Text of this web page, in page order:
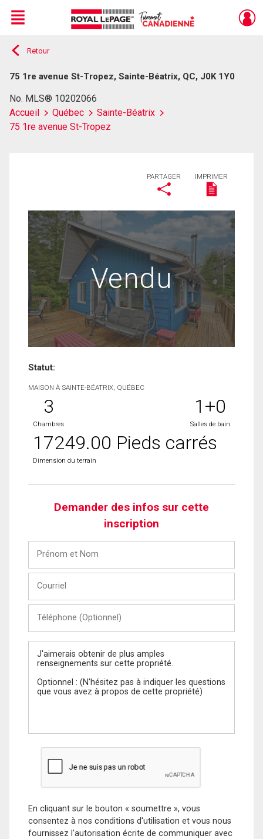
Live
En Direct
Menu
Retour
75 1re avenue St-Tropez, Sainte-Béatrix, QC, J0K 1Y0
No. MLS® 10202066
Accueil
Québec
Sainte-Béatrix
75 1re avenue St-Tropez
PARTAGER IMPRIMER
Vendu
Statut:
MAISON À SAINTE-BÉATRIX, QUÉBEC
3
Chambres
1+0
Salles de bain
17249.00 Pieds carrés
Dimension du terrain
Demander des infos sur cette
inscription
Nom
(Optionnel)
Message
En cliquant sur le bouton « soumettre », vous
consentez à nos conditions d'utilisation et vous nous
fournissez l'autorisation écrite de communiquer avec